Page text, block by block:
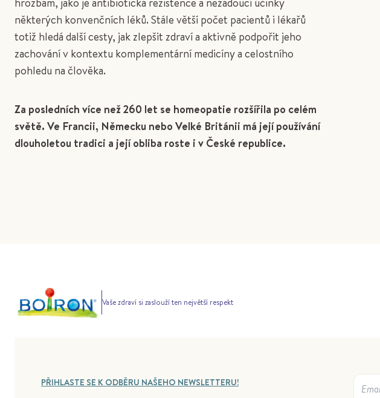
některých konvenčních léků. Stále větší počet pacientů i lékařů
totiž hledá další cesty, jak zlepšit zdraví a aktivně podpořit jeho
zachování v kontextu komplementární medicíny a celostního
pohledu na člověka.
Za posledních více než 260 let se homeopatie rozšířila po celém
světě. Ve Francii, Německu nebo Velké Británii má její používání
dlouholetou tradici a její obliba roste i v České republice.
Vaše zdraví si zaslouží ten největší respekt
PŘIHLASTE SE K ODBĚRU NAŠEHO NEWSLETTERU!